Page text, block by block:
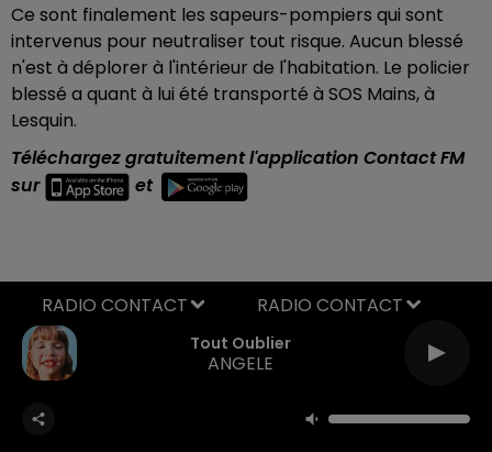
Ce sont finalement les sapeurs-pompiers qui sont
intervenus pour neutraliser tout risque. Aucun blessé
n'est à déplorer à l'intérieur de l'habitation. Le policier
blessé a quant à lui été transporté à SOS Mains, à
Lesquin.
Téléchargez gratuitement l'application Contact FM
sur
et
Tout Oublier
ANGELE
RADIO CONTACT